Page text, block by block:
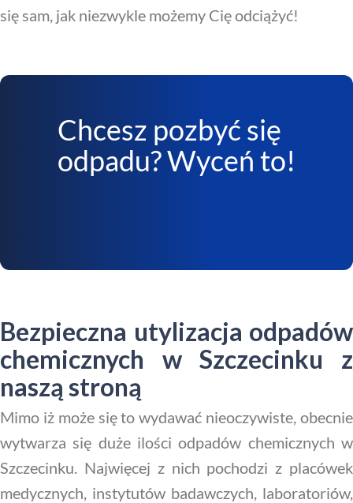
się sam, jak niezwykle możemy Cię odciążyć!
Chcesz pozbyć się
odpadu? Wyceń to!
Bezpieczna utylizacja odpadów
chemicznych w Szczecinku z
naszą stroną
Mimo iż może się to wydawać nieoczywiste, obecnie
wytwarza się duże ilości odpadów chemicznych w
Szczecinku. Najwięcej z nich pochodzi z placówek
medycznych, instytutów badawczych, laboratoriów,